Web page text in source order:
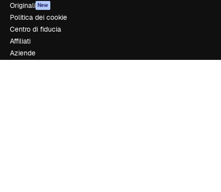
Originali New
Politica dei cookie
Centro di fiducia
Affiliati
Aziende